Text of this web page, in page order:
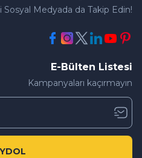
Sosyal Medyada da Takip Edin!
E-Bülten Listesi
Kampanyaları kaçırmayın